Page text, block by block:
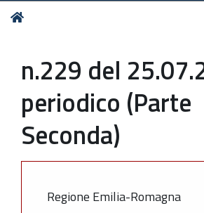
Tu
n.229 del
periodico (Parte
Seconda)
Regione Emilia-Romagna